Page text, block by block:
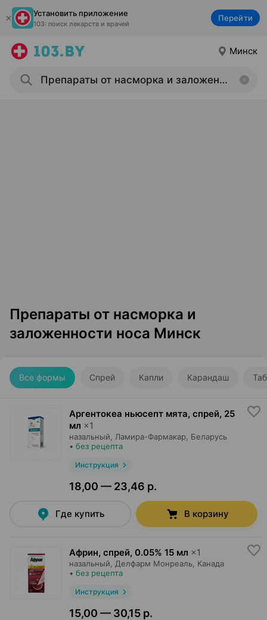
Установить приложение
103: поиск лекарств и врачей
Перейти
Минск
Препараты от насморка и
заложенности носа Минск
Все формы Спрей Капли Карандаш
Аргентокеа ньюсепт мята, спрей, 25
мл ×1
назальный, Ламира-Фармакар , Беларусь
• без рецепта
Инструкция
18,00 — 23,46 р.
Где купить В корзину
Африн, спрей, 0.05% 15 мл ×1
назальный, Делфарм Монреаль , Канада
• без рецепта
Инструкция
15,00 — 30,15 р.